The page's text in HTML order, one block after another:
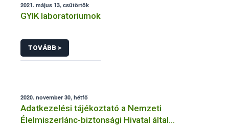
2021. május 13, csütörtök
GYIK laboratoriumok
TOVÁBB >
2020. november 30, hétfő
Adatkezelési tájékoztató a Nemzeti
Élelmiszerlánc-biztonsági Hivatal által